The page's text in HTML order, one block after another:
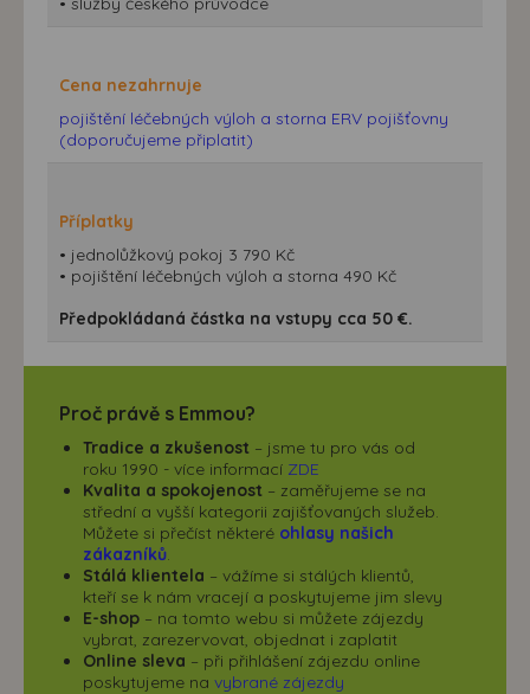
Cena nezahrnuje
pojištění léčebných výloh a storna ERV pojišťovny
(doporučujeme připlatit)
Příplatky
• jednolůžkový pokoj 3 790 Kč
• pojištění léčebných výloh a storna 490 Kč
Předpokládaná částka na vstupy cca 50 €.
Proč právě s Emmou?
Tradice a zkušenost – jsme tu pro vás od
roku 1990 - více informací ZDE
Kvalita a spokojenost – zaměřujeme se na
střední a vyšší kategorii zajišťovaných služeb.
Můžete si přečíst některé ohlasy našich
zákazníků
Stálá klientela – vážíme si stálých klientů,
kteří se k nám vracejí a poskytujeme jim slevy
E-shop – na tomto webu si můžete zájezdy
vybrat, zarezervovat, objednat i zaplatit
Online sleva – při přihlášení zájezdu online
poskytujeme na vybrané zájezdy